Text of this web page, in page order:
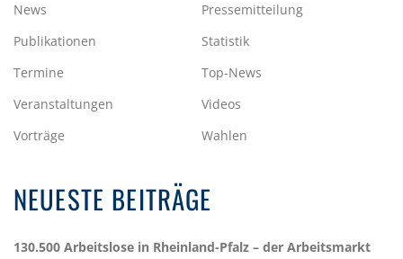
News
Pressemitteilung
Publikationen
Statistik
Termine
Top-News
Veranstaltungen
Videos
Vorträge
Wahlen
NEUESTE BEITRÄGE
130.500 Arbeitslose in Rheinland-Pfalz – der Arbeitsmarkt